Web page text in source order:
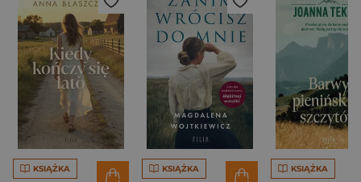
KSIĄŻKA KSIĄŻKA KSIĄŻKA